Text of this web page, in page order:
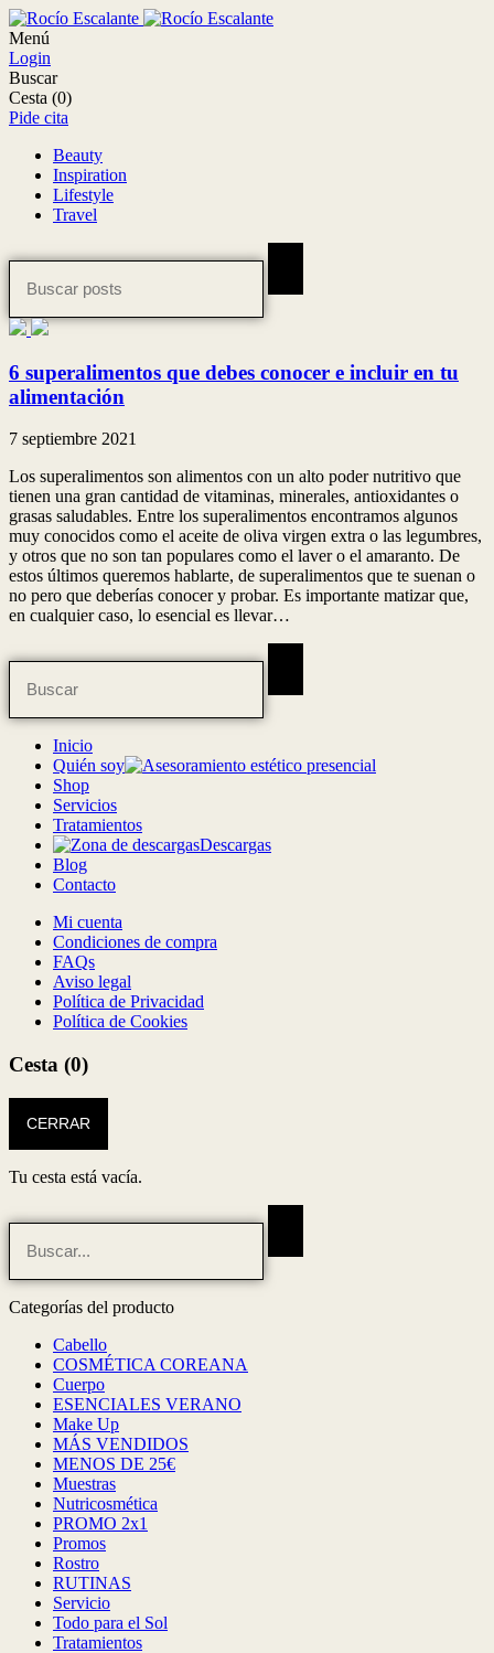
Menú
Login
Buscar
Cesta (0)
Pide cita
Beauty
Inspiration
Lifestyle
Travel
6 superalimentos que debes conocer e incluir en tu
alimentación
7 septiembre 2021
Los superalimentos son alimentos con un alto poder nutritivo que
tienen una gran cantidad de vitaminas, minerales, antioxidantes o
grasas saludables. Entre los superalimentos encontramos algunos
muy conocidos como el aceite de oliva virgen extra o las legumbres,
y otros que no son tan populares como el laver o el amaranto. De
estos últimos queremos hablarte, de superalimentos que te suenan o
no pero que deberías conocer y probar. Es importante matizar que,
en cualquier caso, lo esencial es llevar…
Inicio
Quién soy
Shop
Servicios
Tratamientos
Descargas
Blog
Contacto
Mi cuenta
Condiciones de compra
FAQs
Aviso legal
Política de Privacidad
Política de Cookies
Cesta (0)
CERRAR
Tu cesta está vacía.
Categorías del producto
Cabello
COSMÉTICA COREANA
Cuerpo
ESENCIALES VERANO
Make Up
MÁS VENDIDOS
MENOS DE 25€
Muestras
Nutricosmética
PROMO 2x1
Promos
Rostro
RUTINAS
Servicio
Todo para el Sol
Tratamientos